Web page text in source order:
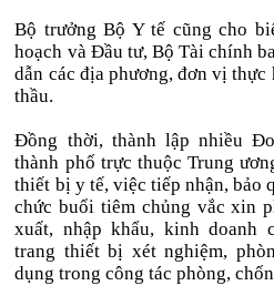
Bộ trưởng Bộ Y tế cũng cho
hoạch và Đầu tư, Bộ Tài chính
dẫn các địa phương, đơn vị
thầu.
Đồng thời, thành lập nhiều
thành phố trực thuộc Trung
thiết bị y tế, việc tiếp nhận, bảo
chức buổi tiêm chủng vắc xin
xuất, nhập khẩu, kinh doanh
trang thiết bị xét nghiệm,
dụng trong công tác phòng,